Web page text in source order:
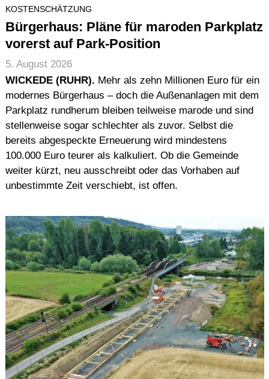
KOSTENSCHÄTZUNG
Bürgerhaus: Pläne für maroden Parkplatz
vorerst auf Park-Position
5. August 2026
WICKEDE (RUHR). Mehr als zehn Millionen Euro für ein
modernes Bürgerhaus – doch die Außenanlagen mit dem
Parkplatz rundherum bleiben teilweise marode und sind
stellenweise sogar schlechter als zuvor. Selbst die
bereits abgespeckte Erneuerung wird mindestens
100.000 Euro teurer als kalkuliert. Ob die Gemeinde
weiter kürzt, neu ausschreibt oder das Vorhaben auf
unbestimmte Zeit verschiebt, ist offen.